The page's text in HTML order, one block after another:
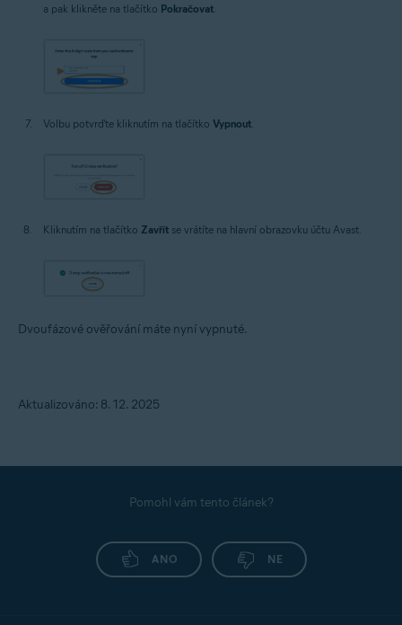
a pak klikněte na tlačítko Pokračovat
Volbu potvrďte kliknutím na tlačítko Vypnout.
Kliknutím na tlačítko Zavřít se vrátíte na hlavní obrazovku účtu Avast.
Dvoufázové ověřování máte nyní vypnuté.
Aktualizováno: 8. 12. 2025
Pomohl vám tento článek?
ANO NE